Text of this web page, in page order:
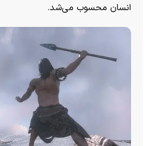
انسان محسوب می‌شد.